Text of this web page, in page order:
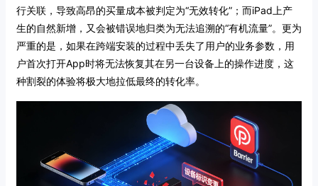
行关联，导致高昂的买量成本被判定为“无效转化”；而iPad上产
生的自然新增，又会被错误地归类为无法追溯的“有机流量”。更为
严重的是，如果在跨端安装的过程中丢失了用户的业务参数，用
户首次打开App时将无法恢复其在另一台设备上的操作进度，这
种割裂的体验将极大地拉低最终的转化率。